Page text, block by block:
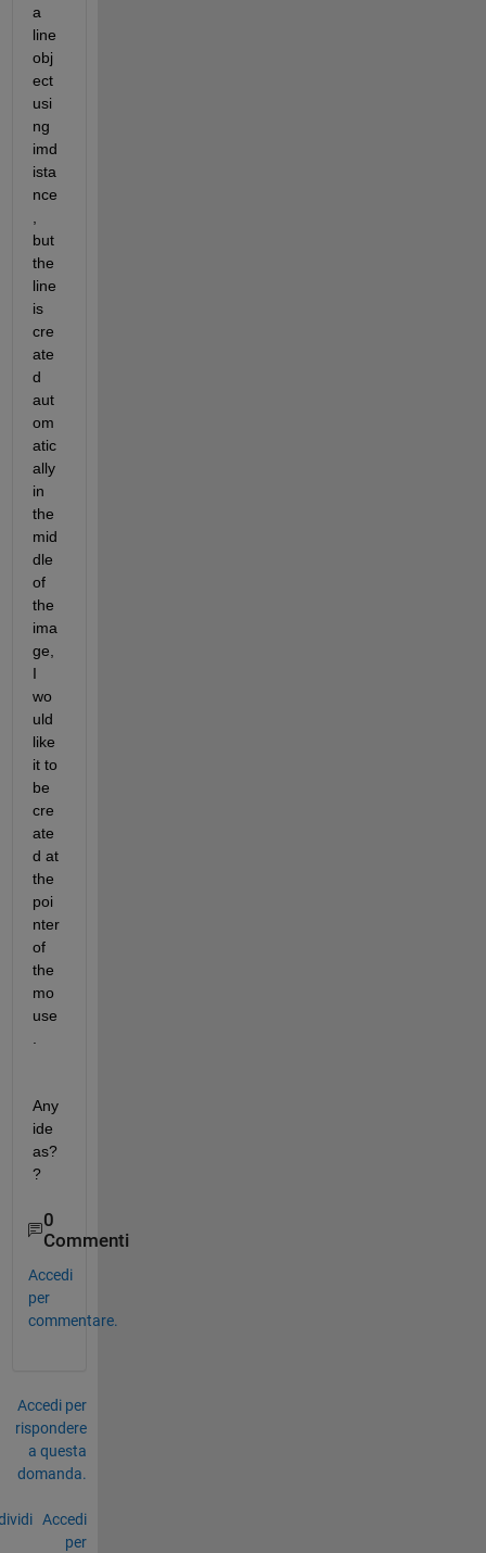
a
line
obj
ect
usi
ng
imd
ista
nce
but
the
line
is
cre
ate
d
aut
om
atic
ally
in
the
mid
dle
of
the
ima
ge,
I
wo
uld
like
it to
be
cre
ate
d at
the
poi
nter
of
the
mo
use
Any
ide
as?
?
0
Commenti
Accedi
per
commentare.
Accedi per
rispondere
a questa
domanda.
Accedi
per